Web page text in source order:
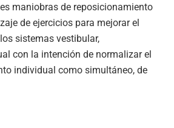
maniobras de reposicionamiento
de ejercicios para mejorar el
sistemas vestibular,
con la intención de normalizar el
individual como simultáneo, de